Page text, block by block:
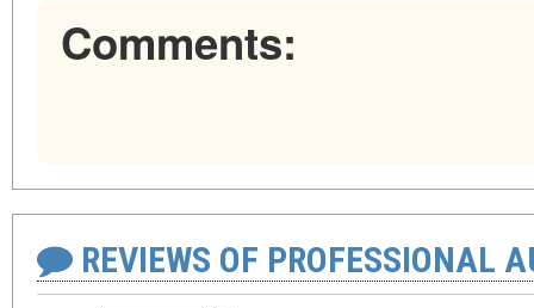
Comments:
REVIEWS OF PROFESSIONAL